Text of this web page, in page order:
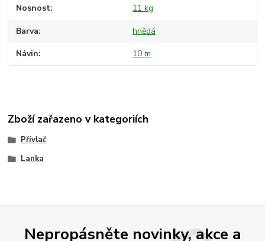
Nosnost 11 kg
Barva hnědá
Návin 10 m
Zboží zařazeno v kategoriích
Přívlač
Lanka
Nepropásněte novinky, akce a